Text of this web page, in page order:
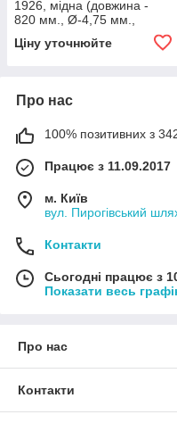
1926, мідна (довжина -
820 мм., Ø-4,75 мм.,
М10х1.25)
Ціну уточнюйте
Про нас
100% позитивних з 342
Працює з 11.09.2017
м. Київ
вул. Пирогівський
Контакти
Сьогодні працює з
Показати весь
Про нас
Контакти